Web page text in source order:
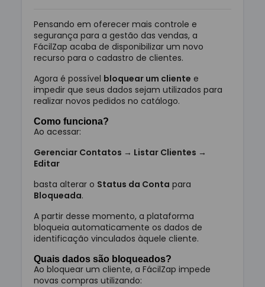
Pensando em oferecer mais controle e
segurança para a gestão das vendas, a
FácilZap acaba de disponibilizar um novo
recurso para o cadastro de clientes.
Agora é possível bloquear um cliente e
impedir que seus dados sejam utilizados para
realizar novos pedidos no catálogo.
Como funciona?
Ao acessar:
Gerenciar Contatos → Listar Clientes →
Editar
basta alterar o Status da Conta para
Bloqueada.
A partir desse momento, a plataforma
bloqueia automaticamente os dados de
identificação vinculados àquele cliente.
Quais dados são bloqueados?
Ao bloquear um cliente, a FácilZap impede
novas compras utilizando: